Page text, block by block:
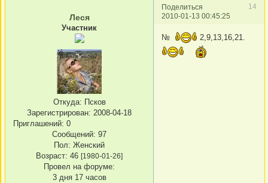
Поделиться
14
2010-01-13 00:45:25
Леся
Участник
Откуда: Псков
Зарегистрирован: 2008-04-18
Приглашений: 0
Сообщений: 97
Пол: Женский
Возраст: 46 [1980-01-26]
Провел на форуме:
3 дня 17 часов
№ 2,9,13,16,21.